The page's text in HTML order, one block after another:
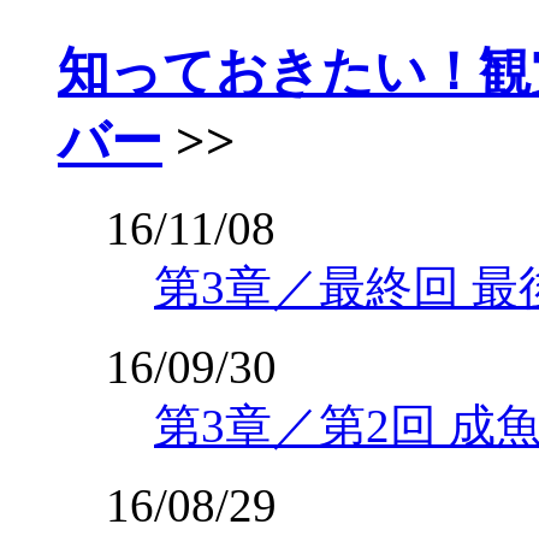
知っておきたい！
バー >>
16/11/08
第3章／最終回 最
16/09/30
第3章／第2回 成
16/08/29